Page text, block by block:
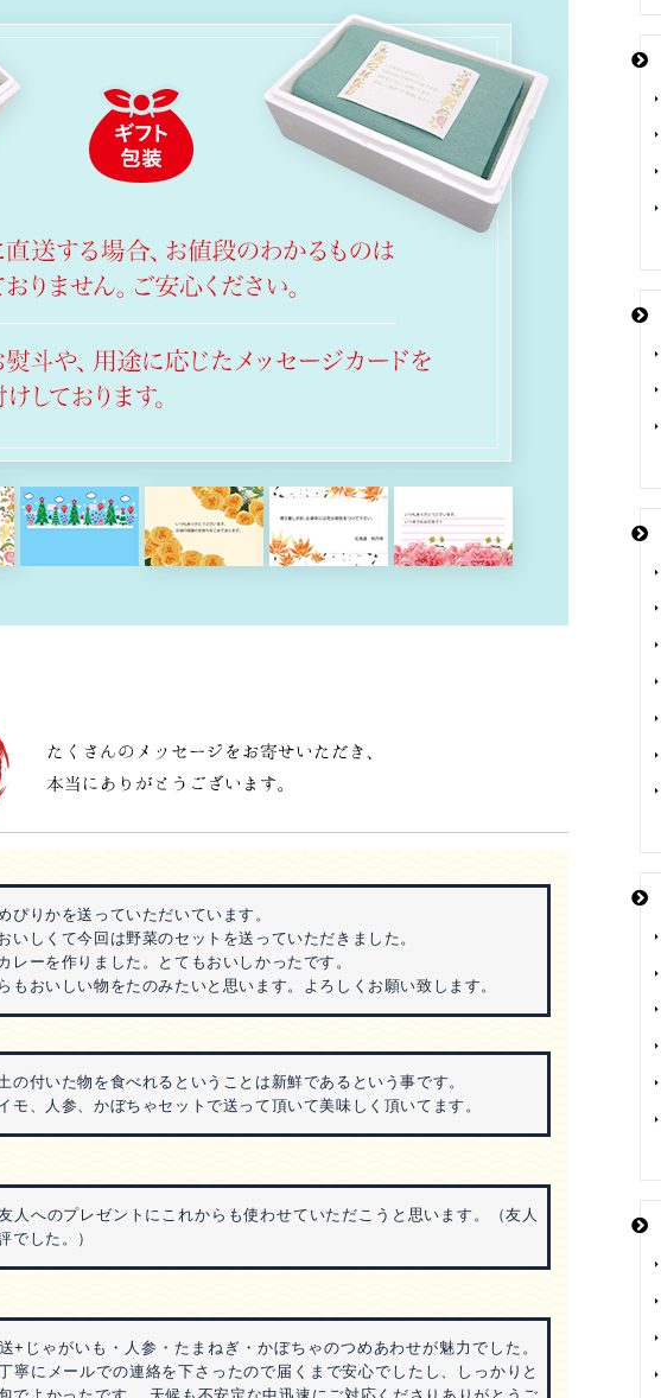
ぴりかを送っていただいています。
いしくて今回は野菜のセットを送っていただきました。
レーを作りました。とてもおいしかったです。
もおいしい物をたのみたいと思います。よろしくお願い致します。
の付いた物を食べれるということは新鮮であるという事です。
モ、人参、かぼちゃセットで送って頂いて美味しく頂いてます。
人へのプレゼントにこれからも使わせていただこうと思います。（友人
でした。）
+じゃがいも・人参・たまねぎ・かぼちゃのつめあわせが魅力でした。
寧にメールでの連絡を下さったので届くまで安心でしたし、しっかりと